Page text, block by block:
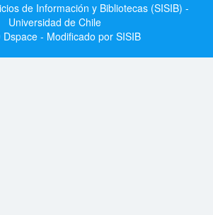
de Información y Bibliotecas (SISIB) -
Universidad de Chile
- Modificado por SISIB